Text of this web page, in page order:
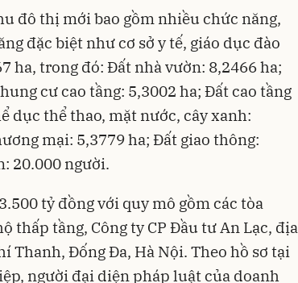
đô thị mới bao gồm nhiều chức năng,
đặc biệt như cơ sở y tế, giáo dục đào
ha, trong đó: Đất nhà vườn: 8,2466 ha;
cư cao tầng: 5,3002 ha; Đất cao tầng
dục thể thao, mặt nước, cây xanh:
mại: 5,3779 ha; Đất giao thông:
20.000 người.
tỷ đồng với quy mô gồm các tòa
thấp tầng, Công ty CP Đầu tư An Lạc, địa
Thanh, Đống Đa, Hà Nội. Theo hồ sơ tại
người đại diện pháp luật của doanh